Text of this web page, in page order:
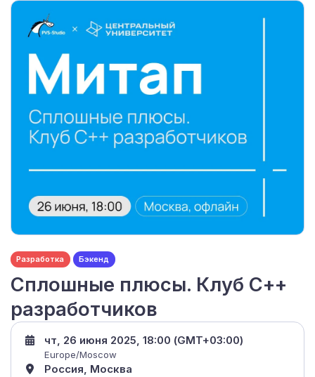
Разработка Бэкенд
Сплошные плюсы. Клуб С++
разработчиков
чт, 26 июня 2025, 18:00 (GMT+03:00)
Europe/Moscow
Россия, Москва